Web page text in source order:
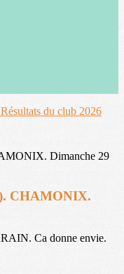
Résultats du club 2026
CHAMONIX.
Ca donne envie.